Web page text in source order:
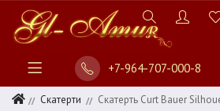
+7-964-707-000-8
Скатерти Скатерть Curt Bauer